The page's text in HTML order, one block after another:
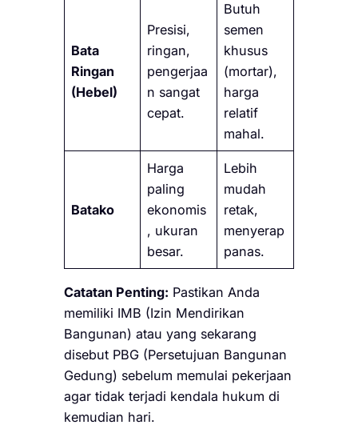
Bata
Ringan
(Hebel)
Presisi,
ringan,
pengerjaa
n sangat
cepat.
Butuh
semen
khusus
(mortar),
harga
relatif
mahal.
Batako
Harga
paling
ekonomis
, ukuran
besar.
Lebih
mudah
retak,
menyerap
panas.
Catatan Penting: Pastikan Anda
memiliki IMB (Izin Mendirikan
Bangunan) atau yang sekarang
disebut PBG (Persetujuan Bangunan
Gedung) sebelum memulai pekerjaan
agar tidak terjadi kendala hukum di
kemudian hari.